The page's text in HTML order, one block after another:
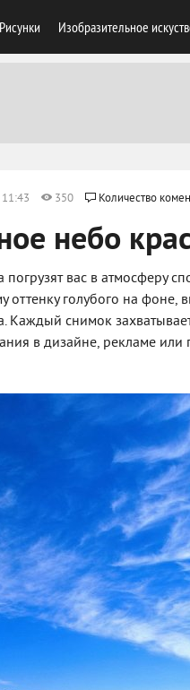
Рисунки Изобразительное
350 Количество
небо
вас в атмосферу
оттенку голубого на фоне,
Каждый снимок
в дизайне, рекламе